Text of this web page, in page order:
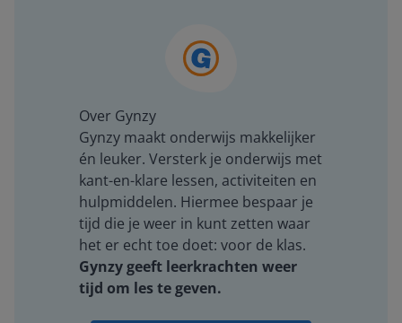
Over Gynzy
Gynzy maakt onderwijs makkelijker
én leuker. Versterk je onderwijs met
kant-en-klare lessen, activiteiten en
hulpmiddelen. Hiermee bespaar je
tijd die je weer in kunt zetten waar
het er echt toe doet: voor de klas.
Gynzy geeft leerkrachten weer
tijd om les te geven.